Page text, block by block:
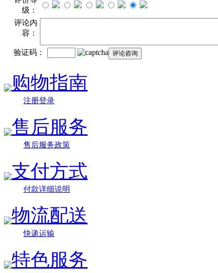
级：
评论内
容：
验证码：
购物指南
注册登录
售后服务
售后服务政策
支付方式
付款详细说明
物流配送
快递运输
特色服务